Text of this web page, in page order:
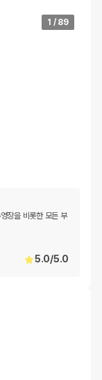
1 / 89
장을 비롯한 모든 부
5.0/5.0